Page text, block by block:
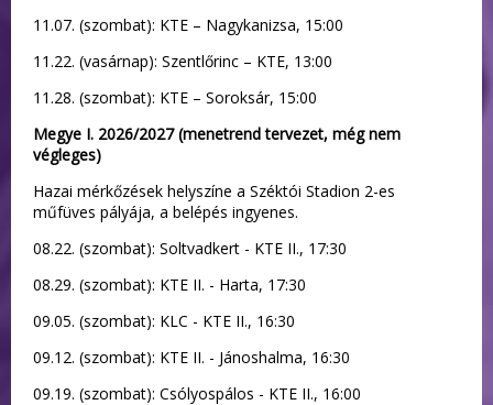
11.07. (szombat): KTE – Nagykanizsa, 15:00
11.22. (vasárnap): Szentlőrinc – KTE, 13:00
11.28. (szombat): KTE – Soroksár, 15:00
Megye I. 2026/2027 (menetrend tervezet, még nem
végleges)
Hazai mérkőzések helyszíne a Széktói Stadion 2-es
műfüves pályája, a belépés ingyenes.
08.22. (szombat): Soltvadkert - KTE II., 17:30
08.29. (szombat): KTE II. - Harta, 17:30
09.05. (szombat): KLC - KTE II., 16:30
09.12. (szombat): KTE II. - Jánoshalma, 16:30
09.19. (szombat): Csólyospálos - KTE II., 16:00